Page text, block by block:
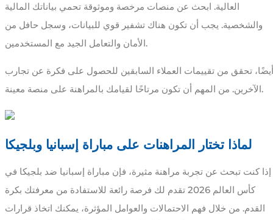
العالية. ابحث عن منصات مرخصة وموثوقة تحمي بياناتك المالية
والشخصية. يجب أن تكون هناك تشفير قوي للبيانات، وسجل حافل من
الأمان والتعامل الجيد مع المستخدمين.
أيضًا، تحقق من تقييمات العملاء السابقين للحصول على فكرة عن تجارب
الآخرين. من المهم أن تكون مرتاحًا لقيامك بالمراهنة على منصة معينة.
لماذا تختار المراهنات على مباراة إسبانيا وبلجيكا
إذا كنت تبحث عن تجربة مراهنة مثيرة، فإن مباراة إسبانيا ضد بلجيكا في
كأس العالم 2026 تقدم لك فرصة رائعة للاستفادة من معرفتك بكرة
القدم. من خلال فهم الاحتمالات والعوامل المؤثرة، يمكنك اتخاذ قرارات